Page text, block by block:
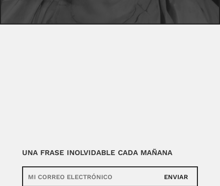
UNA FRASE INOLVIDABLE CADA MAÑANA
ENVIAR